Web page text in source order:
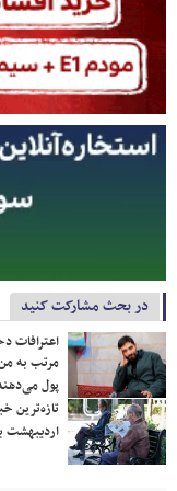
در بحث مشارکت کنید
اعترافات
مرتب به
پول
تازه‌ترین
اردیبهشت